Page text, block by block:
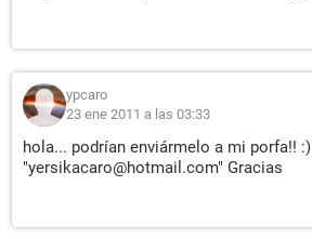
ypcaro
23 ene 2011 a las 03:33
hola... podrían enviármelo a mi porfa!! :)
"yersikacaro@hotmail.com" Gracias